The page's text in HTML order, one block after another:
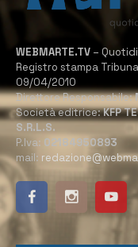
WEBMARTE.TV –
Registro stampa
09/04/2010
Direttore Responsabile:
Società editrice:KFP
S.R.L.S.
P.Iva: 02184950893
mail: